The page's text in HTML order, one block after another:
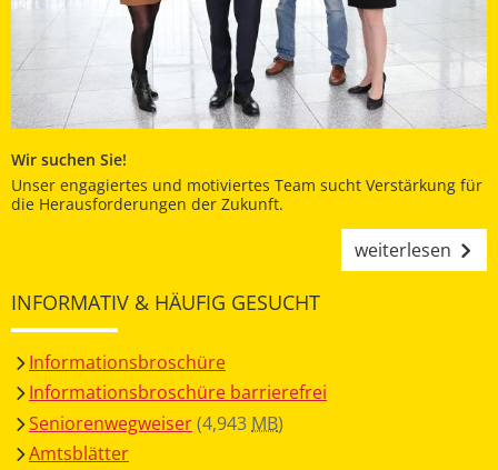
Wir suchen Sie!
Unser engagiertes und motiviertes Team sucht Verstärkung für
die Herausforderungen der Zukunft.
weiterlesen
INFORMATIV & HÄUFIG GESUCHT
Informationsbroschüre
Informationsbroschüre barrierefrei
Seniorenwegweiser(4,943 MB)
Amtsblätter